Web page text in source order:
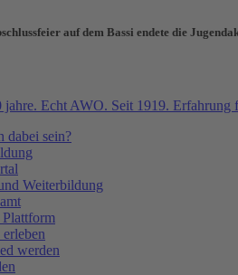
auf dem Bassi endete die
dabei sein?
Weiterbildung
Plattform
werden